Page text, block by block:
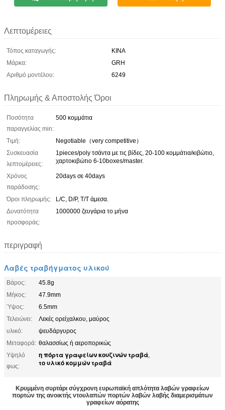
Λεπτομέρειες
Τόπος καταγωγής:
ΚΙΝΑ
Μάρκα:
GRH
Αριθμό μοντέλου:
6249
Πληρωμής & Αποστολής Όροι
Ποσότητα
παραγγελίας min:
500 κομμάτια
Τιμή:
Negotiable（very competitive）
Συσκευασία
λεπτομέρειες:
1pieces/poly τσάντα με τις βίδες, 20-100 κομμάτια/κιβώτιο,
χαρτοκιβώτιο 6-10boxes/master.
Χρόνος
παράδοσης:
20days σε 40days
Όροι πληρωμής:
L/C, D/P, T/T άμεσα.
Δυνατότητα
προσφοράς:
1000000 ζευγάρια το μήνα
περιγραφή
Λαβές τραβήγματος υλικού
Βάρος:
45.8g
Μήκος:
47.9mm
Ύψος:
6.5mm
Τελειώνει:
Λεκές ορείχαλκου, μαύρος
υλικό:
ψευδάργυρος
Μεταφορά: θαλασσίως ή αεροπορικώς
Υψηλό
φως:
η πόρτα γραφείων κουζινών τραβά,
το υλικό κομμών τραβά
Κρυμμένη συρτάρι σύγχρονη ευρωπαϊκή απλότητα λαβών γραφείων
πορτών της ανοικτής ντουλαπών πορτών λαβών λαβής διαμερισμάτων
γραφείων αόρατης